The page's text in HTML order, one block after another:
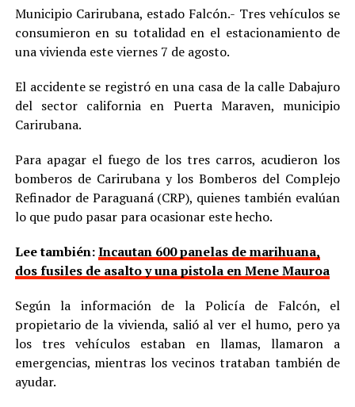
Municipio Carirubana, estado Falcón.- Tres vehículos se
consumieron en su totalidad en el estacionamiento de
una vivienda este viernes 7 de agosto.
El accidente se registró en una casa de la calle Dabajuro
del sector california en Puerta Maraven, municipio
Carirubana.
Para apagar el fuego de los tres carros, acudieron los
bomberos de Carirubana y los Bomberos del Complejo
Refinador de Paraguaná (CRP), quienes también evalúan
lo que pudo pasar para ocasionar este hecho.
Lee también:Incautan 600 panelas de marihuana,
dos fusiles de asalto y una pistola en Mene Mauroa
Según la información de la Policía de Falcón, el
propietario de la vivienda, salió al ver el humo, pero ya
los tres vehículos estaban en llamas, llamaron a
emergencias, mientras los vecinos trataban también de
ayudar.